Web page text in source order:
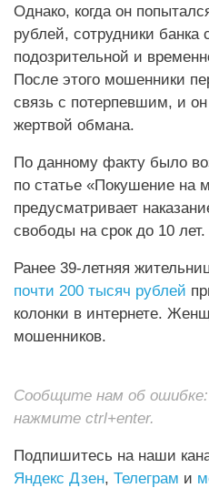
Однако, когда он
рублей, сотрудники
подозрительной и
После этого мошенники
связь с потерпевшим, и
жертвой обмана.
По данному факту было
по статье «Покушение на
предусматривает
свободы на срок до 10 лет.
Ранее 39-летняя
почти 200 тысяч рублей
колонки в интернете.
мошенников.
Сообщите нам об
нажмите ctrl+enter.
Подпишитесь на наши
Яндекс Дзен, Телеграм и